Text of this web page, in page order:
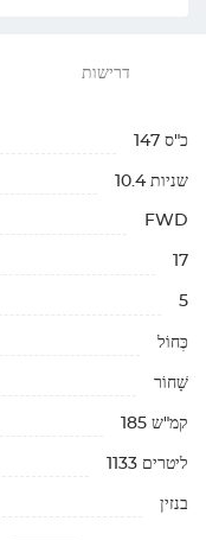
דרישות
147 כ"ס
10.4 שניות
FWD
17
5
כְּחוֹל
שָׁחוֹר
185 קמ"ש
1133 ליטרים
בנזין